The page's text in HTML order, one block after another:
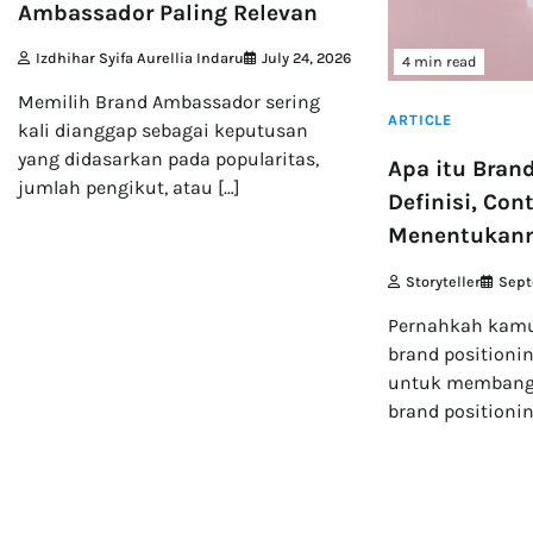
Ambassador Paling Relevan
Izdhihar Syifa Aurellia Indaru July 24, 2026
Memilih Brand Ambassador sering
kali dianggap sebagai keputusan
yang didasarkan pada popularitas,
jumlah pengikut, atau […]
4 min read
ARTICLE
Apa itu
Definisi,
Storyteller
Pernahkah
brand
untuk
brand